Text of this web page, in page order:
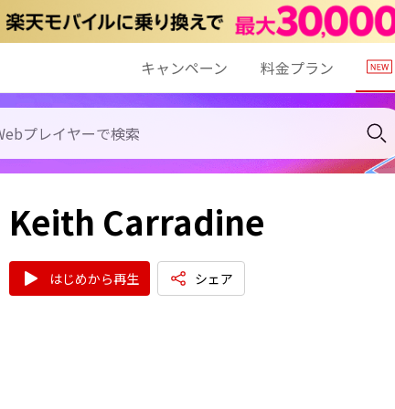
キャンペーン 料金プラン
Keith Carradine
はじめから再生 シェア